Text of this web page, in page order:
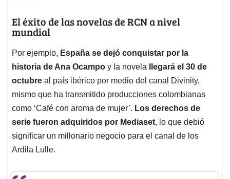
El éxito de las novelas de RCN a nivel
mundial
Por ejemplo, España se dejó conquistar por la
historia de Ana Ocampo y la novela
llegará el 30 de
octubre al país ibérico por medio del canal Divinity,
mismo que ha transmitido producciones colombianas
como ‘Café con aroma de mujer’. Los derechos de
serie fueron adquiridos por Mediaset, lo que debió
significar un millonario negocio para el canal de los
Ardila Lulle.